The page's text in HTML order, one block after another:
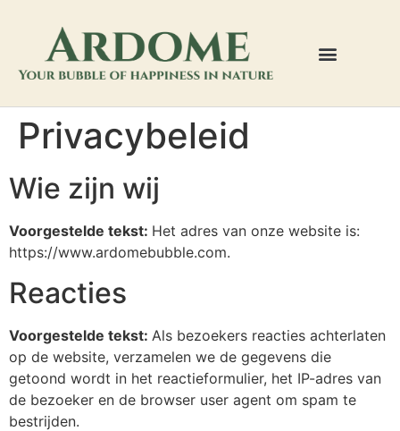
Privacybeleid
Wie zijn wij
Voorgestelde tekst: Het adres van onze website is:
https://www.ardomebubble.com.
Reacties
Voorgestelde tekst: Als bezoekers reacties achterlaten
op de website, verzamelen we de gegevens die
getoond wordt in het reactieformulier, het IP-adres van
de bezoeker en de browser user agent om spam te
bestrijden.